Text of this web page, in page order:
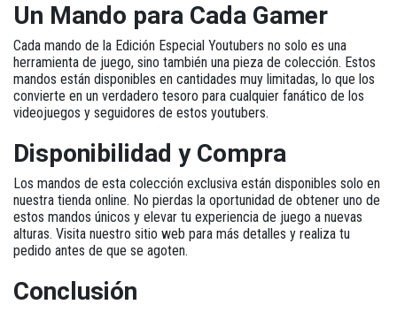
Un Mando para Cada Gamer
Cada mando de la Edición Especial Youtubers no solo es una
herramienta de juego, sino también una pieza de colección. Estos
mandos están disponibles en cantidades muy limitadas, lo que los
convierte en un verdadero tesoro para cualquier fanático de los
videojuegos y seguidores de estos youtubers.
Disponibilidad y Compra
Los mandos de esta colección exclusiva están disponibles solo en
nuestra tienda online. No pierdas la oportunidad de obtener uno de
estos mandos únicos y elevar tu experiencia de juego a nuevas
alturas. Visita nuestro sitio web para más detalles y realiza tu
pedido antes de que se agoten.
Conclusión